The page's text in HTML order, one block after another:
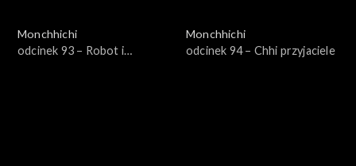
Monchhichi
odcinek 93 – Robot i
Monchhichi
odcinek 94 – Chhi przyjaciele